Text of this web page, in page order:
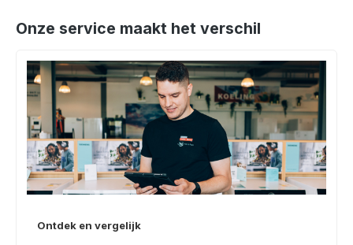
Onze service maakt het verschil
Ontdek en vergelijk